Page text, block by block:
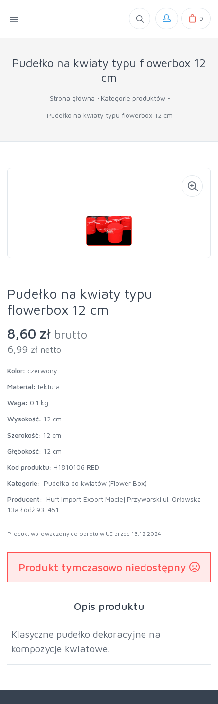
0
Pudełko na kwiaty typu flowerbox 12
cm
Strona główna Kategorie produktów
Pudełko na kwiaty typu flowerbox 12 cm
Pudełko na kwiaty typu
flowerbox 12 cm
8,60 zł brutto
6,99 zł netto
Kolor: czerwony
Materiał: tektura
Waga: 0.1 kg
Wysokość: 12 cm
Szerokość: 12 cm
Głębokość: 12 cm
Kod produktu: H1810106 RED
Kategorie:
Pudełka do kwiatów (Flower Box)
Producent:
Hurt Import Export Maciej Przywarski ul. Orłowska
13a Łódź 93-451
Produkt wprowadzony do obrotu w UE przed 13.12.2024
Produkt tymczasowo niedostępny
Opis produktu
Klasyczne pudełko dekoracyjne na
kompozycje kwiatowe.